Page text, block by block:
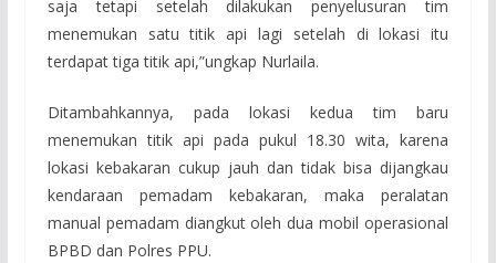
saja tetapi setelah dilakukan penyelusuran tim
menemukan satu titik api lagi setelah di lokasi itu
terdapat tiga titik api,”ungkap Nurlaila.
Ditambahkannya, pada lokasi kedua tim baru
menemukan titik api pada pukul 18.30 wita, karena
lokasi kebakaran cukup jauh dan tidak bisa dijangkau
kendaraan pemadam kebakaran, maka peralatan
manual pemadam diangkut oleh dua mobil operasional
BPBD dan Polres PPU.